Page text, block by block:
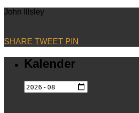
John Illsley
SHARE TWEET PIN
Kalender